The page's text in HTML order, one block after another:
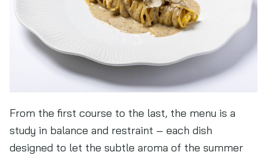
From the first course to the last, the menu is a
study in balance and restraint – each dish
designed to let the subtle aroma of the summer